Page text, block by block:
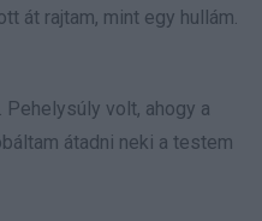
át rajtam, mint egy hullám.
Pehelysúly volt, ahogy a
átadni neki a testem